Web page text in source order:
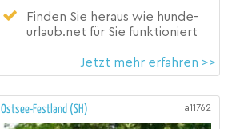
Finden Sie heraus wie hunde-
urlaub.net für Sie funktioniert
Jetzt mehr erfahren >>
Ostsee-Festland (SH) a11762